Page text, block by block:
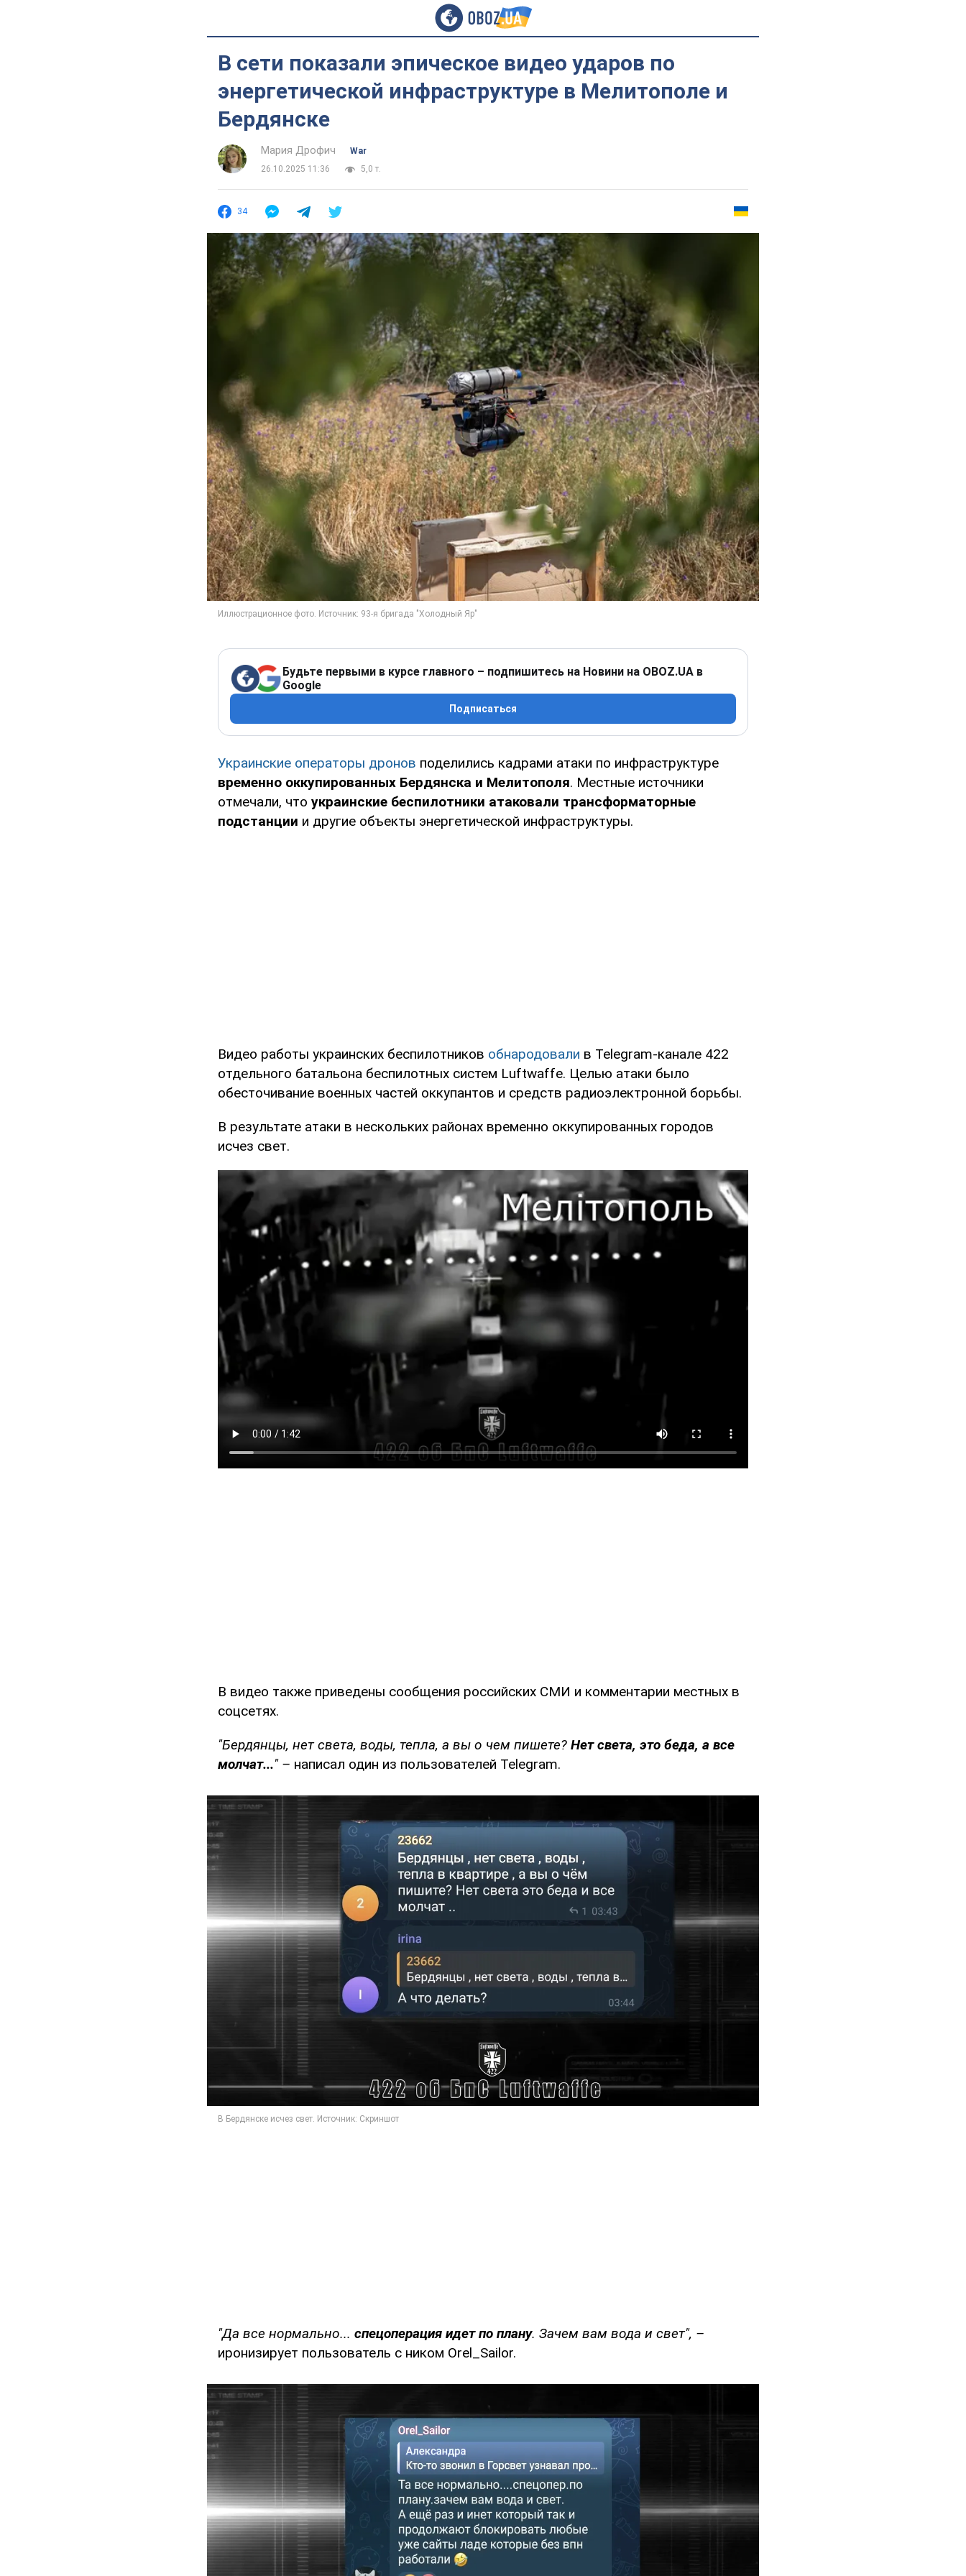
В сети показали эпическое видео ударов по
энергетической инфраструктуре в Мелитополе и
Бердянске
Мария Дрофич
War
26.10.2025 11:36
5,0 т.
34
Будьте первыми в курсе главного – подпишитесь на Новини на OBOZ.UA в
Google
Подписаться
Украинские операторы дронов поделились кадрами атаки по инфраструктуре
временно оккупированных Бердянска и Мелитополя. Местные источники
отмечали, что украинские беспилотники атаковали трансформаторные
подстанции и другие объекты энергетической инфраструктуры.
Видео работы украинских беспилотников обнародовали в Telegram-канале 422
отдельного батальона беспилотных систем Luftwaffe. Целью атаки было
обесточивание военных частей оккупантов и средств радиоэлектронной борьбы.
В результате атаки в нескольких районах временно оккупированных городов
исчез свет.
В видео также приведены сообщения российских СМИ и комментарии местных в
соцсетях.
"Бердянцы, нет света, воды, тепла, а вы о чем пишете? Нет света, это беда, а все
молчат..." – написал один из пользователей Telegram.
"Да все нормально... спецоперация идет по плану. Зачем вам вода и свет", –
иронизирует пользователь с ником Orel_Sailor.